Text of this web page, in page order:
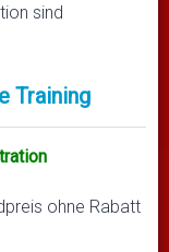
sind
Training
ohne Rabatt